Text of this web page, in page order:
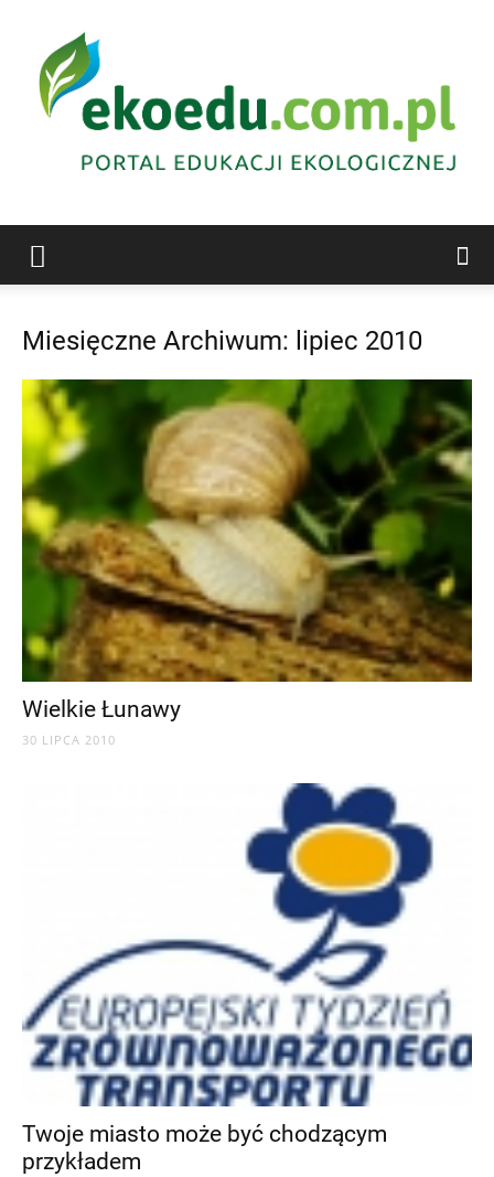
Abrys
Miesięczne Archiwum: lipiec 2010
Wielkie Łunawy
30 LIPCA 2010
Twoje miasto może być chodzącym
przykładem